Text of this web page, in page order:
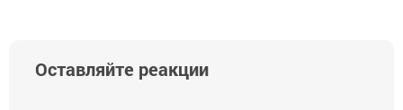
Оставляйте реакции